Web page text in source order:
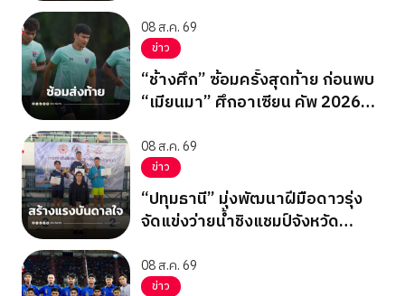
08 ส.ค. 69
ข่าว
“ช้างศึก” ซ้อมครั้งสุดท้าย ก่อนพบ
“เมียนมา” ศึกอาเซียน คัพ 2026
08 ส.ค. 69
ข่าว
“ปทุมธานี” มุ่งพัฒนาฝีมือดาวรุ่ง
จัดแข่งว่ายน้ำชิงแชมป์จังหวัด
08 ส.ค. 69
ข่าว